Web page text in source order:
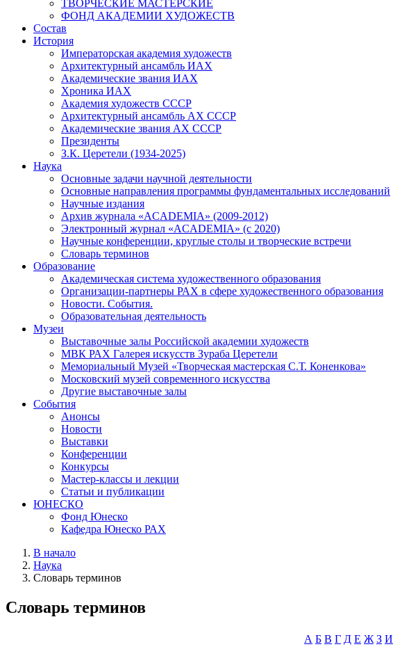
ТВОРЧЕСКИЕ МАСТЕРСКИЕ
ФОНД АКАДЕМИИ ХУДОЖЕСТВ
Состав
История
Императорская академия художеств
Архитектурный ансамбль ИАХ
Академические звания ИАХ
Хроника ИАХ
Академия художеств СССР
Архитектурный ансамбль АХ СССР
Академические звания АХ СССР
Президенты
З.К. Церетели (1934-2025)
Наука
Основные задачи научной деятельности
Основные направления программы фундаментальных исследований
Научные издания
Архив журнала «ACADEMIA» (2009-2012)
Электронный журнал «ACADEMIA» (с 2020)
Научные конференции, круглые столы и творческие встречи
Словарь терминов
Образование
Академическая система художественного образования
Организации-партнеры РАХ в сфере художественного образования
Новости. События.
Образовательная деятельность
Музеи
Выставочные залы Российской академии художеств
МВК РАХ Галерея искусств Зураба Церетели
Мемориальный Музей «Творческая мастерская С.Т. Коненкова»
Московский музей современного искусства
Другие выставочные залы
События
Анонсы
Новости
Выставки
Конференции
Конкурсы
Мастер-классы и лекции
Статьи и публикации
ЮНЕСКО
Фонд Юнеско
Кафедра Юнеско РАХ
В начало
Наука
Словарь терминов
Словарь терминов
А Б В Г Д Е Ж З И